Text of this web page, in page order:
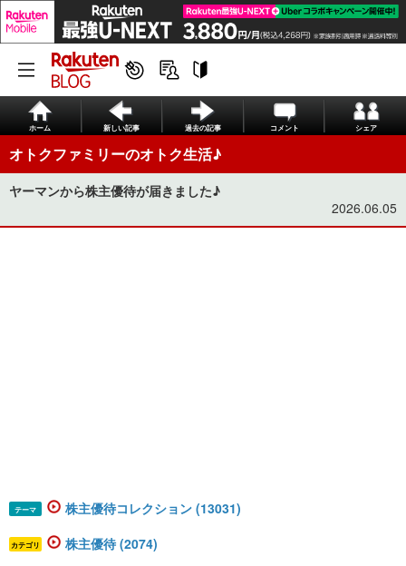
ホーム 新しい記事 過去の記事 コメント シェア
オトクファミリーのオトク生活♪
ヤーマンから株主優待が届きました♪
2026.06.05
テーマ 株主優待コレクション (13031)
カテゴリ 株主優待 (2074)